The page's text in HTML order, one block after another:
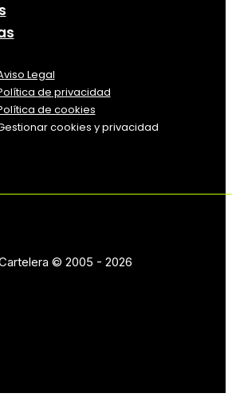
Legal
de privacidad
de cookies
cookies y privacidad
© 2005 - 2026